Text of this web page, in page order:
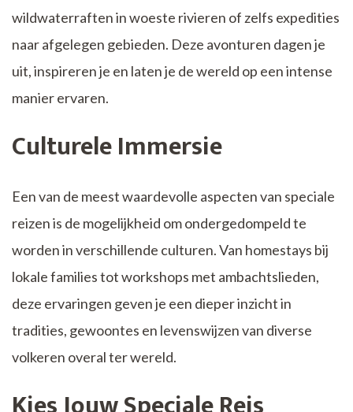
wildwaterraften in woeste rivieren of zelfs expedities
naar afgelegen gebieden. Deze avonturen dagen je
uit, inspireren je en laten je de wereld op een intense
manier ervaren.
Culturele Immersie
Een van de meest waardevolle aspecten van speciale
reizen is de mogelijkheid om ondergedompeld te
worden in verschillende culturen. Van homestays bij
lokale families tot workshops met ambachtslieden,
deze ervaringen geven je een dieper inzicht in
tradities, gewoontes en levenswijzen van diverse
volkeren overal ter wereld.